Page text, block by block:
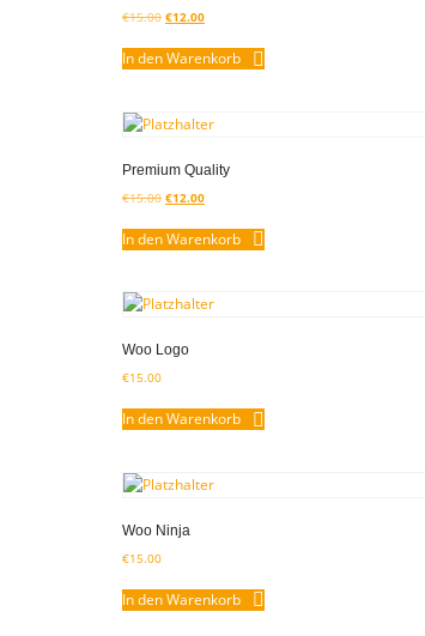
€15.00 €12.00
In den Warenkorb
Premium Quality
€15.00 €12.00
In den Warenkorb
Woo Logo
€15.00
In den Warenkorb
Woo Ninja
€15.00
In den Warenkorb